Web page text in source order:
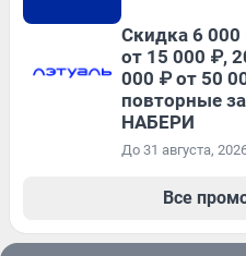
Скидка 6 000
от 15 000 ₽,
000 ₽ от 50
повторные
НАБЕРИ
До 31 августа,
Все